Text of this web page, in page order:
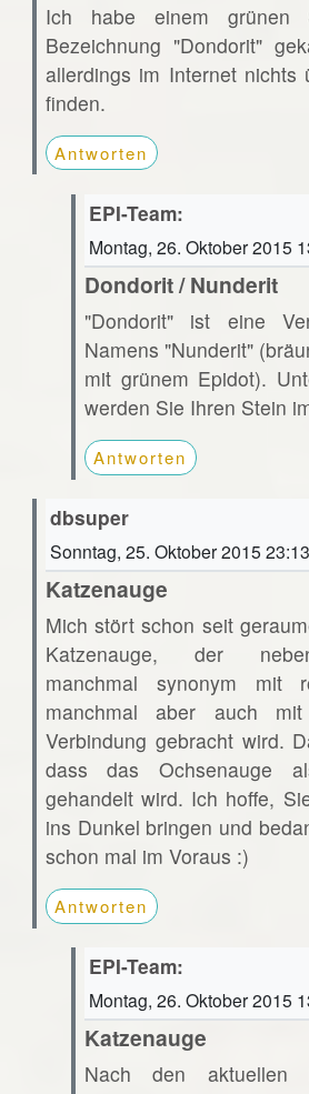
Ich habe einem grünen
Bezeichnung "Dondorit"
allerdings im Internet nichts
finden.
Antworten
EPI-Team:
Montag, 26. Oktober 2015
Dondorit / Nunderit
"Dondorit" ist eine
Namens "Nunderit"
mit grünem Epidot).
werden Sie Ihren Stein
Antworten
dbsuper
Sonntag, 25. Oktober 2015 23:13
Katzenauge
Mich stört schon seit
Katzenauge, der
manchmal synonym mit
manchmal aber auch
Verbindung gebracht wird.
dass das Ochsenauge
gehandelt wird. Ich hoffe,
ins Dunkel bringen und
schon mal im Voraus :)
Antworten
EPI-Team:
Montag, 26. Oktober 2015
Katzenauge
Nach den